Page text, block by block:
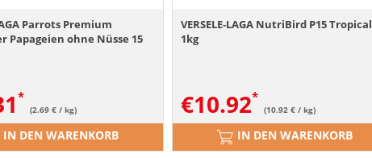
Parrots Premium
Papageien ohne Nüsse 15
(2.69 € / kg)
IN DEN WARENKORB
VERSELE-LAGA NutriBird P15 Tropical
1kg
€10.92 (10.92 € / kg)
IN DEN WARENKORB